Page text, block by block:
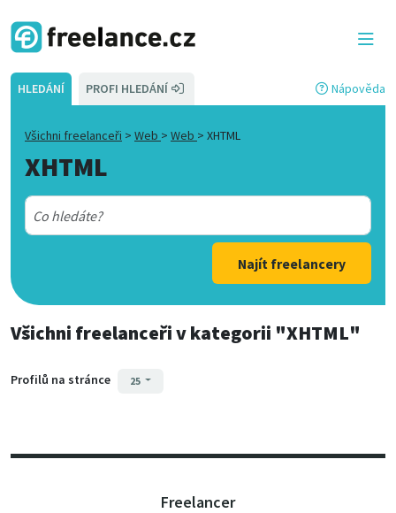
HLEDÁNÍ PROFI HLEDÁNÍ Nápověda
Všichni freelanceři > Web > Web > XHTML
XHTML
Najít freelancery
Všichni freelanceřiv kategorii "XHTML"
Profilů na stránce 25
Freelancer